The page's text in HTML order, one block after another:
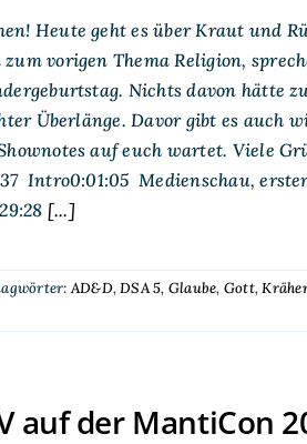
Heute geht es über Kraut und
vorigen Thema Religion,
Nichts davon hätte
Überlänge. Davor gibt es auch
auf euch wartet. Viele
Intro0:01:05 Medienschau,
[...]
AD&D,DSA 5, Glaube, Gott,
auf der MantiCon